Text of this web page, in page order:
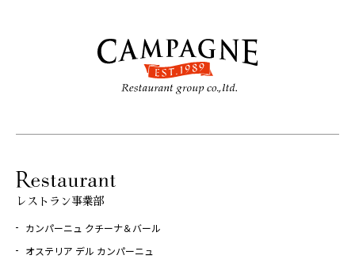
レストラン事業部
カンパーニュ クチーナ＆バール
オステリア デル カンパーニュ